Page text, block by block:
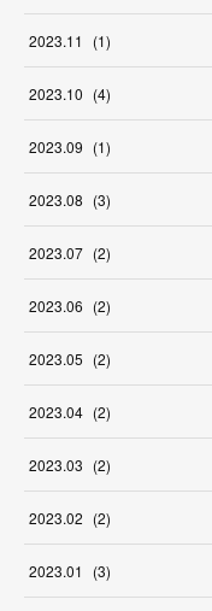
2023.11 (1)
2023.10 (4)
2023.09 (1)
2023.08 (3)
2023.07 (2)
2023.06 (2)
2023.05 (2)
2023.04 (2)
2023.03 (2)
2023.02 (2)
2023.01 (3)